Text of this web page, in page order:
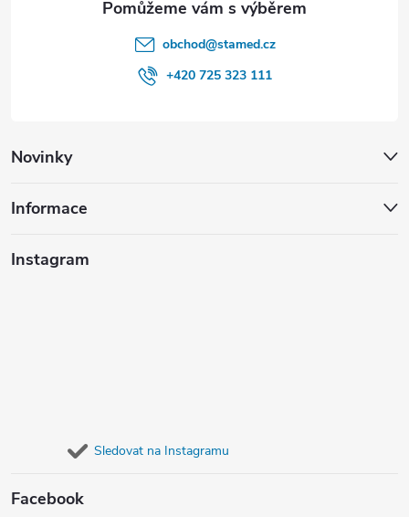
Novinky
Informace
Instagram
Sledovat na Instagramu
Facebook
obchod@stamed.cz
+420 725 323 111